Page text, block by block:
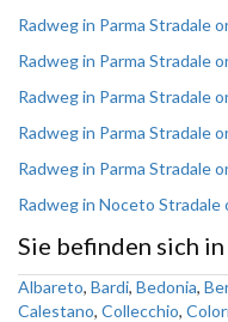
Radweg in Parma Stradale
Radweg in Parma Stradale
Radweg in Parma Stradale
Radweg in Parma Stradale
Radweg in Parma Stradale
Radweg in Noceto Stradale
Sie befinden sich in
Albareto, Bardi, Bedonia,
Calestano, Collecchio,